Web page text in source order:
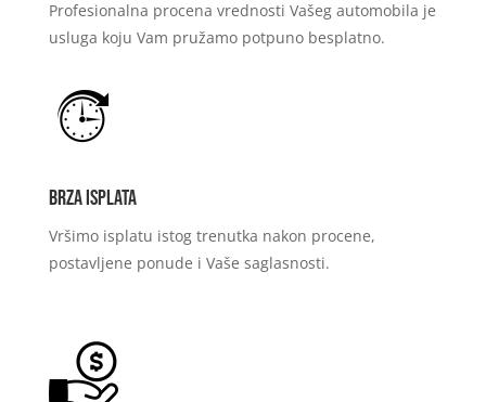
Profesionalna procena vrednosti Vašeg automobila je
usluga koju Vam pružamo potpuno besplatno.
Brza isplata
Vršimo isplatu istog trenutka nakon procene,
postavljene ponude i Vaše saglasnosti.